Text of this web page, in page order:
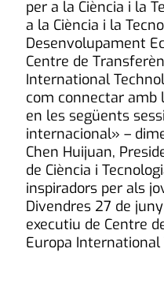
per a la Ciència i la
a la Ciència i la
Desenvolupament
Centre de
International
com connectar amb
en les següents
internacional» –
Chen Huijuan,
de Ciència i
inspiradors per als
Divendres 27 de
executiu de Centre
Europa International